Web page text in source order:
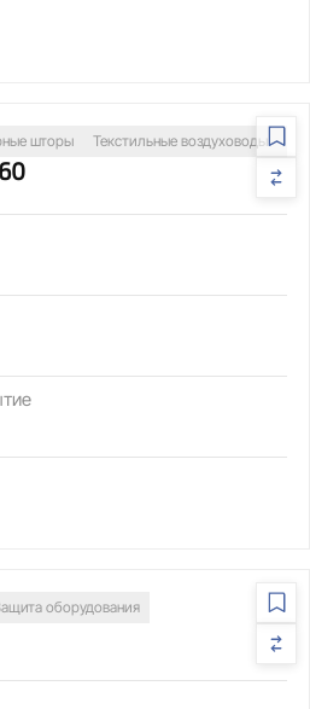
шторы Текстильные воздуховоды
оборудования